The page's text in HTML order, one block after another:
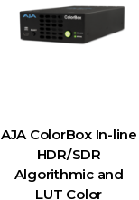
AJA ColorBox In-line
HDR/SDR
Algorithmic and
LUT Color